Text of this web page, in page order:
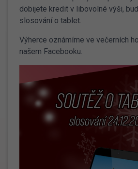
dobijete kredit v libovolné výši,
slosování o tablet.
Výherce oznámíme ve večerních
našem Facebooku.